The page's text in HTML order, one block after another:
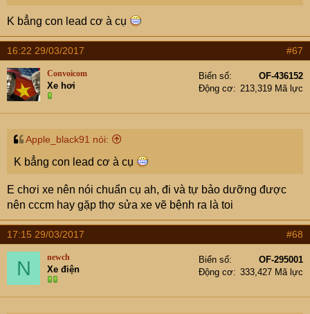
K bẳng con lead cơ à cụ
16:22 29/03/2017 #67
Convoicom
Xe hơi
Biển số
OF-436152
Động cơ
213,319 Mã lực
Apple_black91 nói:
K bẳng con lead cơ à cụ
E chơi xe nên nói chuẩn cụ ah, đi và tự bảo dưỡng được
nên cccm hay gặp thợ sửa xe vẽ bệnh ra là toi
17:15 29/03/2017 #68
N newch
Xe điện
Biển số
OF-295001
Động cơ
333,427 Mã lực